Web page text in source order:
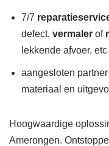
7/7
defect, vermaler of
lekkende afvoer,
aangesloten
materiaal en
Hoogwaardige
Amerongen.